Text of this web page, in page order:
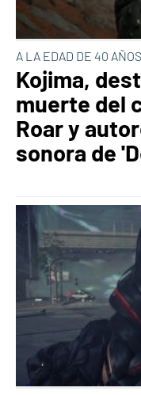
A LA EDAD DE 40 AÑOS
Kojima,
muerte del
Roar y
sonora de